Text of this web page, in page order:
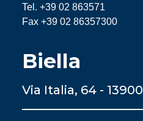
Tel. +39 02 863571
Fax +39 02 86357300
Biella
Via Italia, 64 - 13900